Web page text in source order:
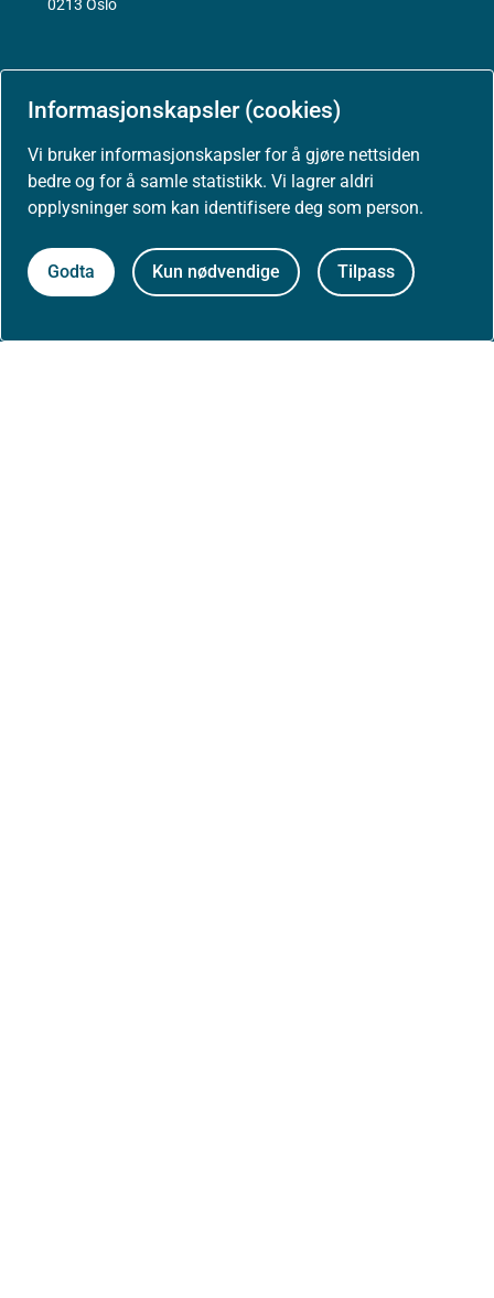
Informasjonskapsler (cookies)
Vi bruker informasjonskapsler for å gjøre nettsiden
bedre og for å samle statistikk. Vi lagrer aldri
opplysninger som kan identifisere deg som person.
Godta Kun nødvendige Tilpass
0213 Oslo
Aktuelt
Nyheter